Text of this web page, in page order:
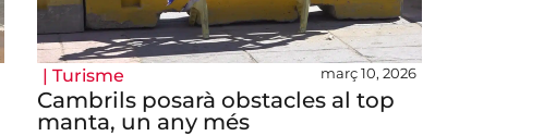
| Turisme març 10, 2026
Cambrils posarà obstacles al top
manta, un any més